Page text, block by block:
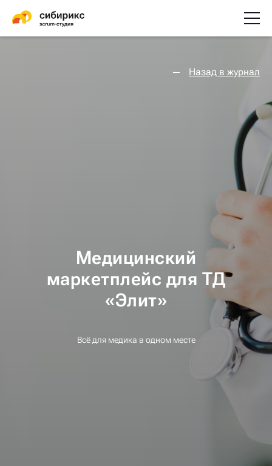
Назад в журнал
Медицинский
маркетплейс для ТД
«Элит»
Всё для медика в одном месте